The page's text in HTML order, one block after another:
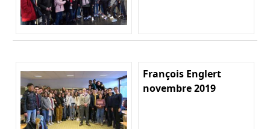
François Englert
novembre 2019